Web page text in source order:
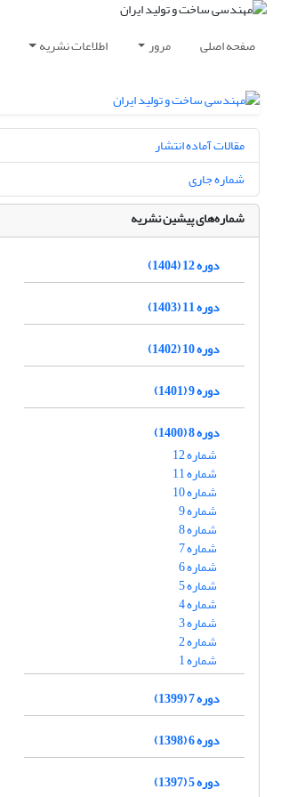
صفحه اصلی مرور اطلاعات نشریه
مقالات آماده انتشار
شماره جاری
شماره‌های پیشین نشریه
دوره 12 (1404)
دوره 11 (1403)
دوره 10 (1402)
دوره 9 (1401)
دوره 8 (1400)
شماره 12
شماره 11
شماره 10
شماره 9
شماره 8
شماره 7
شماره 6
شماره 5
شماره 4
شماره 3
شماره 2
شماره 1
دوره 7 (1399)
دوره 6 (1398)
دوره 5 (1397)